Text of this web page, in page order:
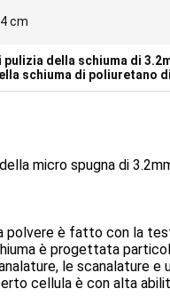
cm
pulizia della schiuma di
schiuma di poliuretano
micro spugna di
polvere è fatto con la
è progettata
le scanalature e
cellula è con alta